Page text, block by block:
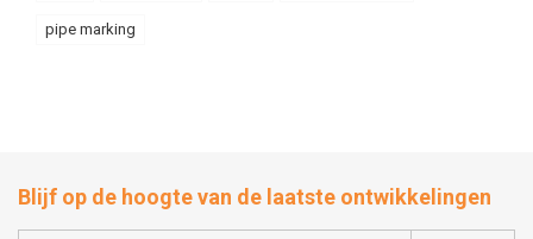
pipe marking
Blijf op de hoogte van de laatste ontwikkelingen